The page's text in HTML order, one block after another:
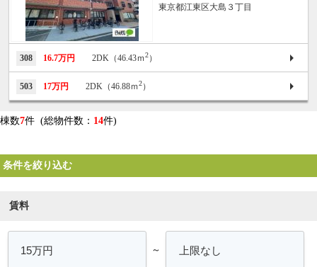
東京都江東区大島３丁目
308 16.7万円 2DK（46.43ｍ2）
503 17万円 2DK（46.88ｍ2）
棟数7件 (総物件数： 14件)
条件を絞り込む
賃料
～